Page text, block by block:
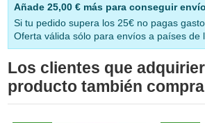
Añade 25,00 €más para conseguir
Si tu pedido supera los 25€ no pagas
Oferta válida sólo para envíos a países de
Los clientes que
producto también